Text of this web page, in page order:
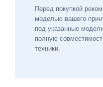
Перед покупкой
моделью вашего
под указанные
полную
техники.